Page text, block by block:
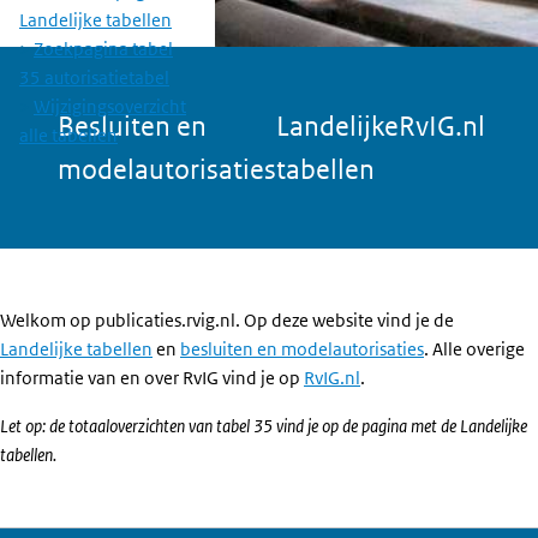
Landelijke tabellen
Zoekpagina tabel
35 autorisatietabel
Wijzigingsoverzicht
alle tabellen
Besluiten en
modelautorisaties
Landelijke
tabellen
RvIG.nl
Welkom op publicaties.rvig.nl. Op deze website vind je de
Landelijke tabellen en besluiten en modelautorisaties. Alle overige
informatie van en over RvIG vind je op RvIG.nl.
Let op: de totaaloverzichten van tabel 35 vind je op de pagina met de Landelijke
tabellen.